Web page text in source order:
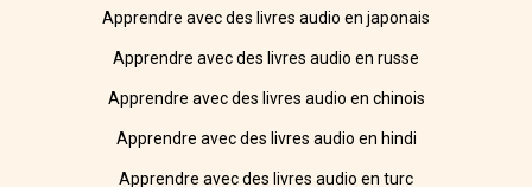
Apprendre avec des livres audio en japonais
Apprendre avec des livres audio en russe
Apprendre avec des livres audio en chinois
Apprendre avec des livres audio en hindi
Apprendre avec des livres audio en turc